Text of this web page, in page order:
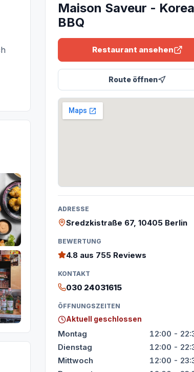
Maison Saveur -
BBQ
Restaurant ansehen
Route öffnen
ADRESSE
Sredzkistraße 67, 10405 Berlin
BEWERTUNG
4.8 aus 755 Reviews
KONTAKT
030 24031615
ÖFFNUNGSZEITEN
Aktuell geschlossen
Montag
12:00 -
Dienstag
12:00 -
Mittwoch
12:00 -